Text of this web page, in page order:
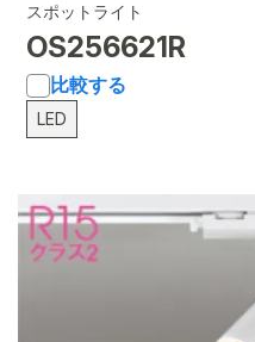
スポットライト
OS256621R
比較する
LED